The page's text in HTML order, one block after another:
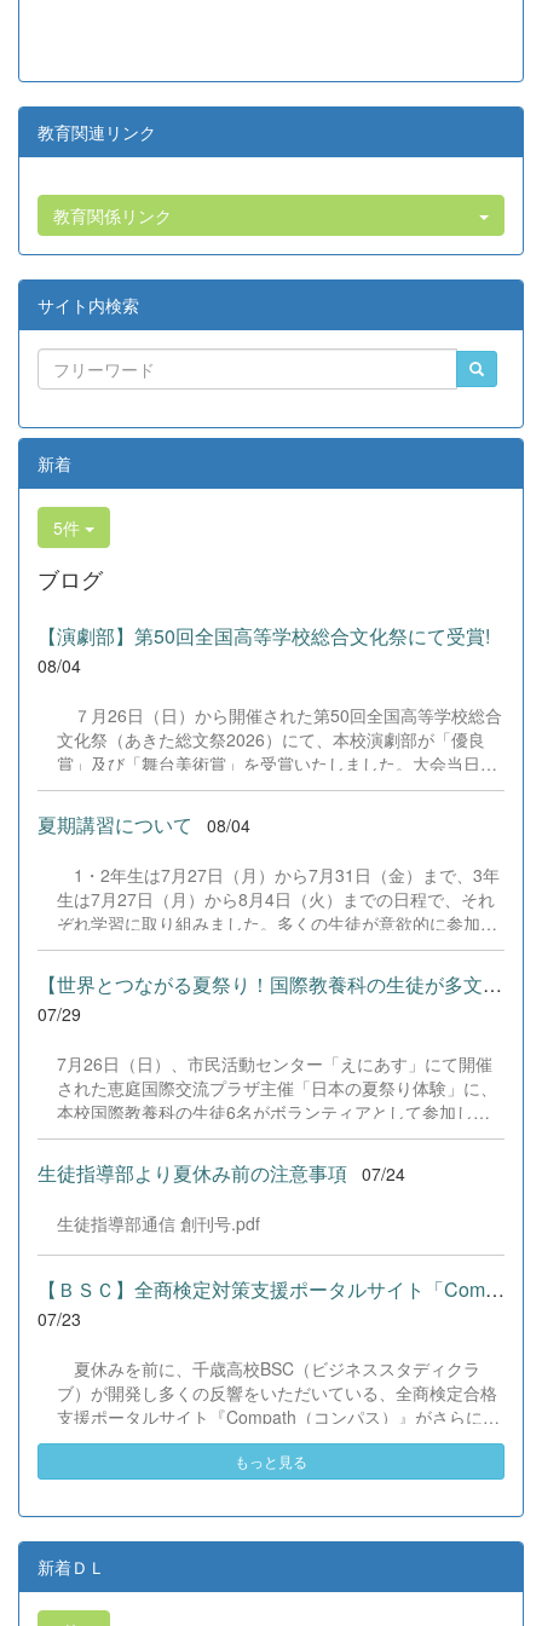
教育関連リンク
教育関係リンク
サイト内検索
新着
5件
ブログ
【演劇部】第50回全国高等学校総合文化祭にて受賞!
08/04
７月26日（日）から開催された第50回全国高等学校総合
文化祭（あきた総文祭2026）にて、本校演劇部が「優良
賞」及び「舞台美術賞」を受賞いたしました。大会当日
は、本校の部員たちもこれまで積み重ねてきた練習の成果
を存分に発揮し、堂々と舞台に立ちました。緊張感のある
全国の舞台において、一人一人が役割を果たし、心を込め
の全国大会出場にあたり、多大なるご支援・ご協力をいた
だきました企業の皆様、ならびに心温まるご寄付や温かい
ご声援を寄せてくださった地域の皆様方に、心より感謝申
し上げます。皆様からの温かいご支援が部員たちの大きな
励みとなり、全国の舞台で最高のパフォーマンスと演技を
届けることができました。今回の経験を糧に、さらに表現
力に磨きをかけ、今後も活動してまいります。引き続き、
本校演劇部への変わらぬご声援をよろしくお願いいたしま
す。 &nbsp;
夏期講習について 08/04
1・2年生は7月27日（月）から7月31日（金）まで、3年
生は7月27日（月）から8月4日（火）までの日程で、それ
ぞれ学習に取り組みました。多くの生徒が意欲的に参加
し、これまでの学習内容の復習や発展的な内容、受験に向
けた学習などに真剣に取り組む姿が見られました。夏期講
習で身に付けた学習習慣や知識を、今後の学校生活や学習
に生かし、一人一人がさらなる成長につなげてくれること
【世界とつながる夏祭り！国際教養科の生徒が多文化共生ボランテ...
07/29
7月26日（日）、市民活動センター「えにあす」にて開催
された恵庭国際交流プラザ主催「日本の夏祭り体験」に、
本校国際教養科の生徒6名がボランティアとして参加しま
した！ 会場にはウクライナ、ネパール、アフガニスタンな
ど多国籍な参加者が集まり、ヨーヨー釣りや綿あめ、盆踊
りなどを満喫。浴衣姿でイベントを彩った1年生や、経験
葉や国境を超えて笑顔で交流を深めました。 主催者の方か
らは、「国籍や年齢を問わず笑顔で寄り添い、自分で考え
て動く姿が素晴らしい。異文化理解のマインドが自然と身
についている」と、賞賛の声をいただきました！ 教室の中
だけでなく、地域や世界という広いフィールドで本領を発
姿に、誇らしさでいっぱいです。 教養科生、どんどん外へ
飛び出そう！ その温かい心と行動力を磨き、世界を笑顔に
する魅力的な人材へ成長していく皆さんを応援していま
す！
生徒指導部より夏休み前の注意事項 07/24
生徒指導部通信 創刊号.pdf
【ＢＳＣ】全商検定対策支援ポータルサイト「Compath（コンパス）...
07/23
夏休みを前に、千歳高校BSC（ビジネススタディクラ
ブ）が開発し多くの反響をいただいている、全商検定合格
支援ポータルサイト『Compath（コンパス）』がさらにバ
ージョンアップいたしました。 今回もユーザーの皆様か
らいただいたアンケートのご意見をもとに、BSC部員のプ
の実装までを行いました。今回のアップデートでは、ビジ
ネス計算・簿記・ビジネス文書・情報処理・商業経済・財
務分析・ビジネスコミュニケーションなど各ジャンルに及
具体的には、各検定問題数の大幅増加をはじめ、英語翻訳
もっと見る
新着ＤＬ